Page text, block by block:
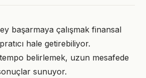
başarmaya çalışmak finansal
hale getirebiliyor.
belirlemek, uzun mesafede
sunuyor.